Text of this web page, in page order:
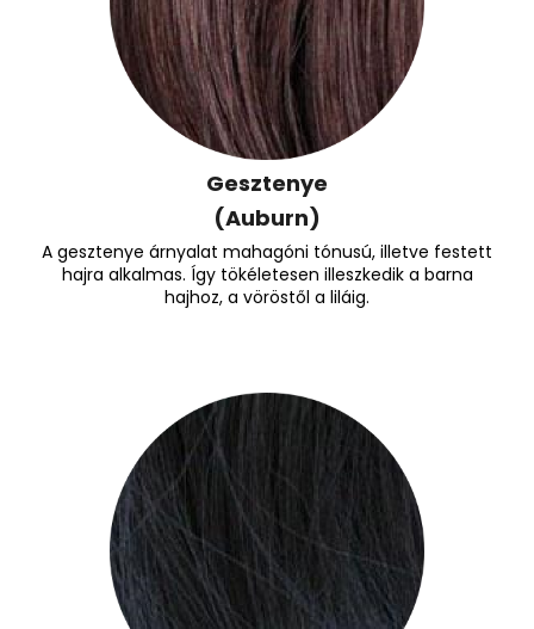
Gesztenye
(Auburn)
A gesztenye árnyalat mahagóni tónusú, illetve festett
hajra alkalmas. Így tökéletesen illeszkedik a barna
hajhoz, a vöröstől a liláig.